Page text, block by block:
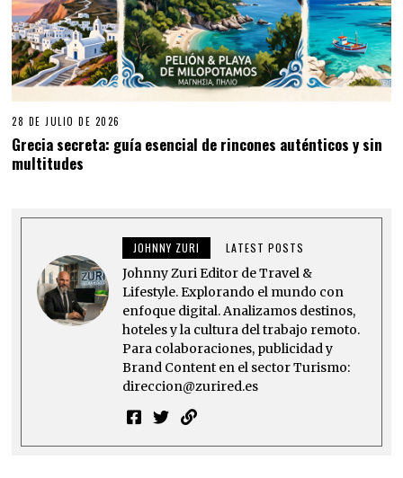
28 DE JULIO DE 2026
Grecia secreta: guía esencial de rincones auténticos y sin
multitudes
JOHNNY ZURI LATEST POSTS
Johnny Zuri Editor de Travel &
Lifestyle. Explorando el mundo con
enfoque digital. Analizamos destinos,
hoteles y la cultura del trabajo remoto.
Para colaboraciones, publicidad y
Brand Content en el sector Turismo:
direccion@zurired.es